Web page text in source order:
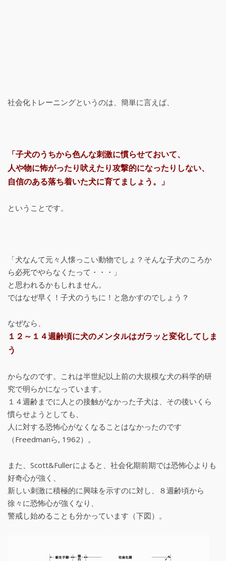
社会化トレーニングというのは、簡単に言えば、
「子犬のうちから色んな刺激に慣らせておいて、
人や物に怖がったり吠えたり攻撃的になったりしない、
自信のある落ち着いた犬に育てましょう。」
ということです。
「犬なんて元々人懐っこい動物でしょ？そんな子犬のころか
ら必死でやらなくたって・・・」
と思われるかもしれません。
ではなぜ早く！子犬のうちに！と急かすのでしょう？
なぜなら、
１２～１４週齢頃に犬のメンタルはガラッと変化してしま
う
からなのです。これは半世紀以上前の大規模な犬の科学的研
究で明らかになっています。
１４週齢までに人との接触がなかった子犬は、その後いくら
慣らせようとしても、
人に対する恐怖心がなくなることはなかったのです
（Freedmanら, 1962）。
また、Scott&Fullerによると、社会化期前期では恐怖心よりも
好奇心が強く、
新しい刺激に積極的に興味を示すのに対し、８週齢頃から
徐々に恐怖心が強くなり、
警戒し始めることも分かっています（下図）。